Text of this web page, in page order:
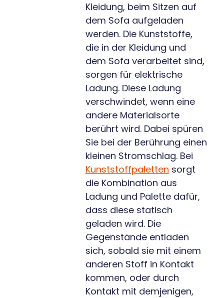
Kleidung, beim Sitzen auf
dem Sofa aufgeladen
werden. Die Kunststoffe,
die in der Kleidung und
dem Sofa verarbeitet sind,
sorgen für elektrische
Ladung. Diese Ladung
verschwindet, wenn eine
andere Materialsorte
berührt wird. Dabei spüren
Sie bei der Berührung einen
kleinen Stromschlag. Bei
Kunststoffpaletten sorgt
die Kombination aus
Ladung und Palette dafür,
dass diese statisch
geladen wird. Die
Gegenstände entladen
sich, sobald sie mit einem
anderen Stoff in Kontakt
kommen, oder durch
Kontakt mit demjenigen,